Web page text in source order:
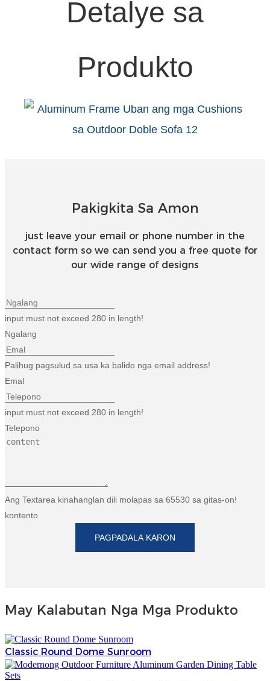
Detalye sa
Produkto
Pakigkita Sa Amon
just leave your email or phone number in the
contact form so we can send you a free quote for
our wide range of designs
input must not exceed 280 in length!
Ngalang
Palihug pagsulud sa usa ka balido nga email address!
Emal
input must not exceed 280 in length!
Telepono
Ang Textarea kinahanglan dili molapas sa 65530 sa gitas-on!
kontento
PAGPADALA KARON
May Kalabutan Nga Mga Produkto
Classic Round Dome Sunroom